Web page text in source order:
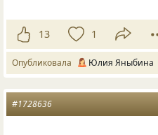
13 1
Опубликовала Юлия Яныбина
#1728636